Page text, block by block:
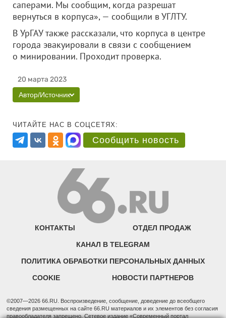
саперами. Мы сообщим, когда разрешат
вернуться в корпуса», — сообщили в УГЛТУ.
В УрГАУ также рассказали, что корпуса в центре
города эвакуировали в связи с сообщением
о минировании. Проходит проверка.
20 марта 2023
Автор/Источник
ЧИТАЙТЕ НАС В СОЦСЕТЯХ:
Сообщить новость
КОНТАКТЫ ОТДЕЛ ПРОДАЖ
КАНАЛ В TELEGRAM
ПОЛИТИКА ОБРАБОТКИ ПЕРСОНАЛЬНЫХ ДАННЫХ
COOKIE НОВОСТИ ПАРТНЕРОВ
©2007—2026 66.RU. Воспроизведение, сообщение, доведение до всеобщего
сведения размещенных на сайте 66.RU материалов и их элементов без согласия
правообладателя запрещено. Сетевое издание «Современный портал